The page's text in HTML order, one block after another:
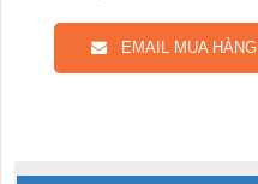
EMAIL MUA HÀNG